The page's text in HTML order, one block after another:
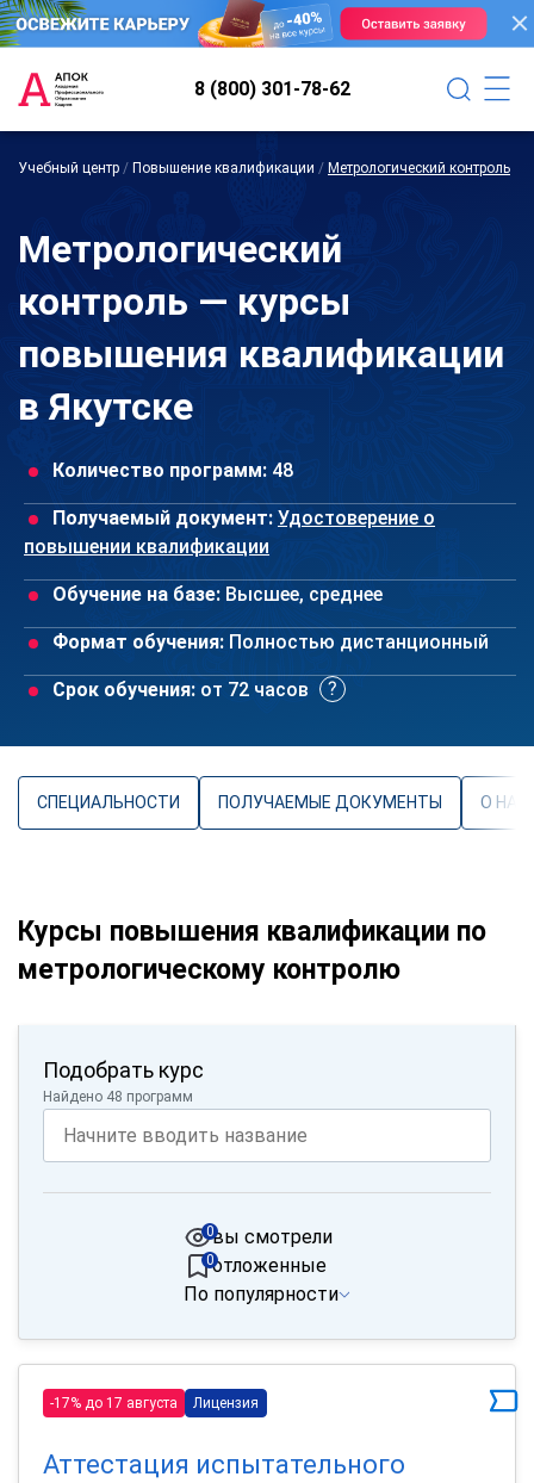
8 (800) 301-78-62
Учебный центр / Повышение квалификации / Метрологический контроль
Метрологический
контроль — курсы
повышения квалификации
в Якутске
Количество программ: 48
Получаемый документ: Удостоверение о
повышении квалификации
Обучение на базе: Высшее, среднее
Формат обучения: Полностью дистанционный
Срок обучения: от 72 часов
СПЕЦИАЛЬНОСТИ ПОЛУЧАЕМЫЕ ДОКУМЕНТЫ О
Курсы повышения квалификации по
метрологическому контролю
Подобрать курс
Найдено 48 программ
вы смотрели
0
отложенные
0
По популярности
-17% до 17 августа Лицензия
Аттестация испытательного